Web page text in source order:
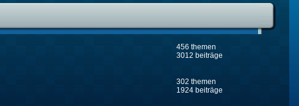
456 themen
3012 beiträge
302 themen
1924 beiträge